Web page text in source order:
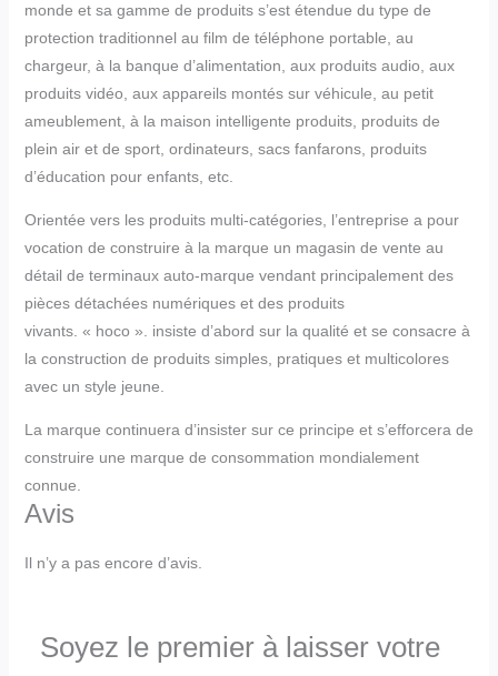
monde et sa gamme de produits s’est étendue du type de
protection traditionnel au film de téléphone portable, au
chargeur, à la banque d’alimentation, aux produits audio, aux
produits vidéo, aux appareils montés sur véhicule, au petit
ameublement, à la maison intelligente produits, produits de
plein air et de sport, ordinateurs, sacs fanfarons, produits
d’éducation pour enfants, etc.
Orientée vers les produits multi-catégories, l’entreprise a pour
vocation de construire à la marque un magasin de vente au
détail de terminaux auto-marque vendant principalement des
pièces détachées numériques et des produits
vivants. « hoco ». insiste d’abord sur la qualité et se consacre à
la construction de produits simples, pratiques et multicolores
avec un style jeune.
La marque continuera d’insister sur ce principe et s’efforcera de
construire une marque de consommation mondialement
connue.
Avis
Il n’y a pas encore d’avis.
Soyez le premier à laisser votre